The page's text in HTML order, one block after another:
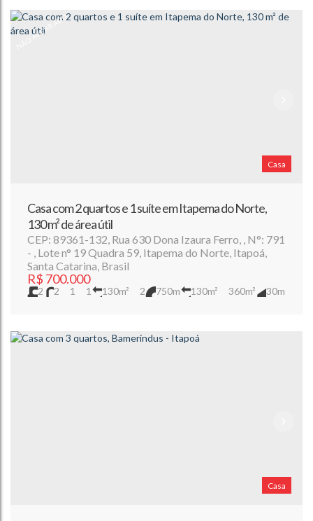
NÃO AVERBADO
Casa
Casa com 2 quartos e 1 suíte em Itapema do Norte,
130 m² de área útil
R$ 700.000
CEP: 89361-132, Rua 630 Dona Izaura Ferro , N°: 791
, Lote n° 19 Quadra 59, Itapema do Norte, Itapoá,
Santa Catarina, Brasil
2 2 1 1 130m² 2 750m 130m² 360m²
30m
Casa